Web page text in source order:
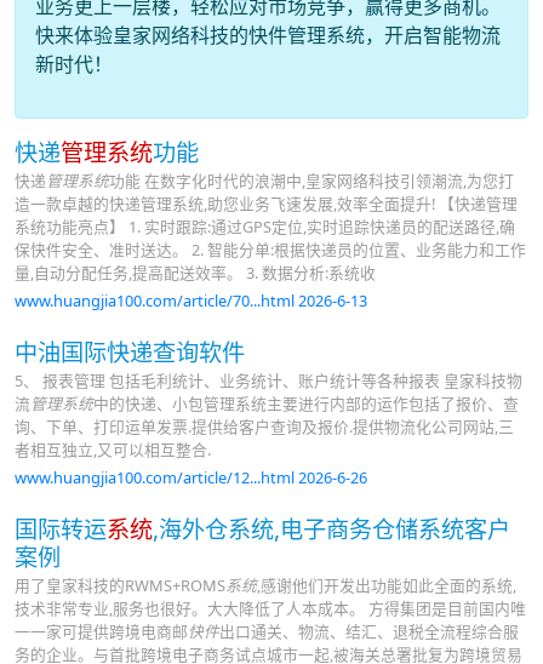
业务更上一层楼，轻松应对市场竞争，赢得更多商机。
快来体验皇家网络科技的快件管理系统，开启智能物流
新时代！
快递管理系统功能
快递管理系统功能 在数字化时代的浪潮中,皇家网络科技引领潮流,为您打
造一款卓越的快递管理系统,助您业务飞速发展,效率全面提升! 【快递管理
系统功能亮点】 1. 实时跟踪:通过GPS定位,实时追踪快递员的配送路径,确
保快件安全、准时送达。 2. 智能分单:根据快递员的位置、业务能力和工作
量,自动分配任务,提高配送效率。 3. 数据分析:系统收
www.huangjia100.com/article/70...html 2026-6-13
中油国际快递查询软件
5、 报表管理 包括毛利统计、业务统计、账户统计等各种报表 皇家科技物
流管理系统中的快递、小包管理系统主要进行内部的运作包括了报价、查
询、下单、打印运单发票.提供给客户查询及报价.提供物流化公司网站,三
者相互独立,又可以相互整合.
www.huangjia100.com/article/12...html 2026-6-26
国际转运系统,海外仓系统,电子商务仓储系统客户
案例
用了皇家科技的RWMS+ROMS系统,感谢他们开发出功能如此全面的系统,
技术非常专业,服务也很好。大大降低了人本成本。 方得集团是目前国内唯
一一家可提供跨境电商邮快件出口通关、物流、结汇、退税全流程综合服
务的企业。与首批跨境电子商务试点城市一起,被海关总署批复为跨境贸易